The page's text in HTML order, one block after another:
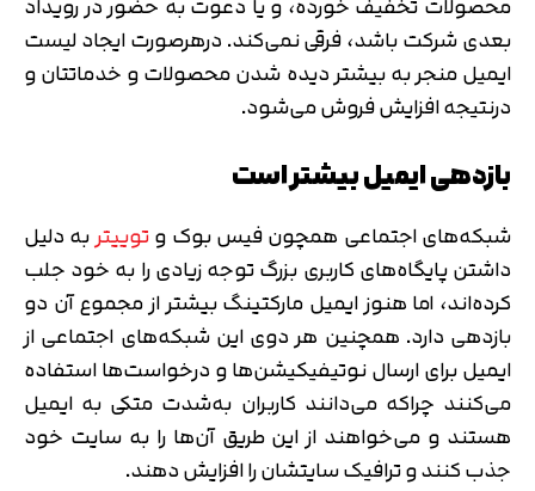
بعدی شرکت باشد، فرقی نمی‌کند. درهرصورت ایجاد لیست
ایمیل منجر به بیشتر دیده شدن محصولات و خدماتتان و
درنتیجه افزایش فروش می‌شود.
بازدهی ایمیل بیشتر است
شبکه‌های اجتماعی همچون فیس بوک وتوییتربه دلیل
داشتن پایگاه‌های کاربری بزرگ توجه زیادی را به خود جلب
کرده‌اند، اما هنوز ایمیل مارکتینگ بیشتر از مجموع آن دو
بازدهی دارد. همچنین هر دوی این شبکه‌های اجتماعی از
ایمیل برای ارسال نوتیفیکیشن‌ها و درخواست‌ها استفاده
می‌کنند چراکه می‌دانند کاربران به‌شدت متکی به ایمیل
هستند و می‌خواهند از این طریق آن‌ها را به سایت خود
جذب کنند و ترافیک سایتشان را افزایش دهند.